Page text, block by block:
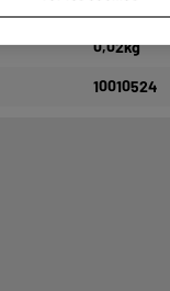
0,02kg
10010524